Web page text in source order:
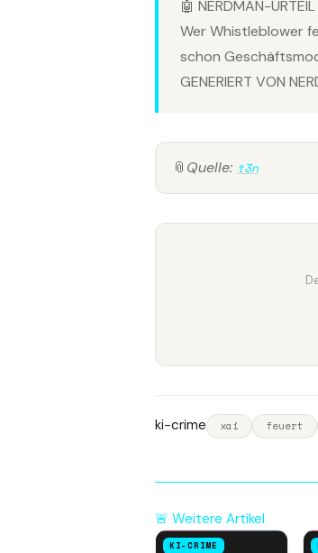
🤖 NERDMAN-URTEIL
Wer Whistleblower
schon
GENERIERT VON
📎 Quelle: t3n
ki-crime xai feuert
🚨 Weitere Artikel
KI-CRIME